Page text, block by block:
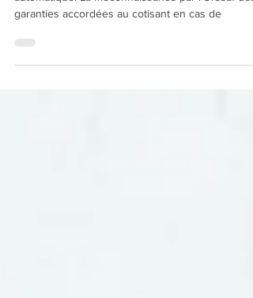
La nullité de l’intégralité du contrôle n’est pas